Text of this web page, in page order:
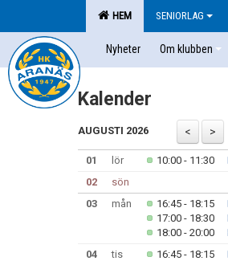
HEM SENIORLAG
Nyheter Om klubben
Kalender
AUGUSTI 2026
01 lör 10:00 - 11:30
02
sön
03
mån 16:45 - 18:15
17:00 - 18:30
18:00 - 20:00
04
tis 16:45 - 18:15